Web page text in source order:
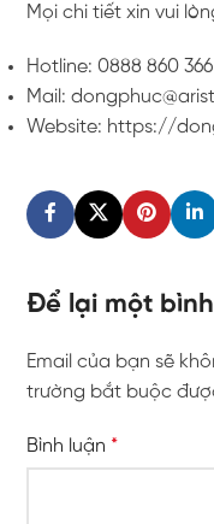
Mọi chi tiết xin vui
Hotline: 0888 860 366
Mail:
Website: https://
Để lại một
Email của bạn sẽ
trường bắt buộc
Bình luận *